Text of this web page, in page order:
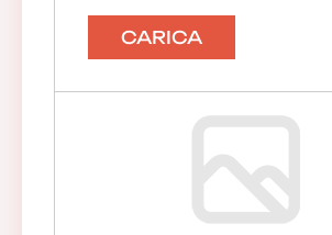
CARICA